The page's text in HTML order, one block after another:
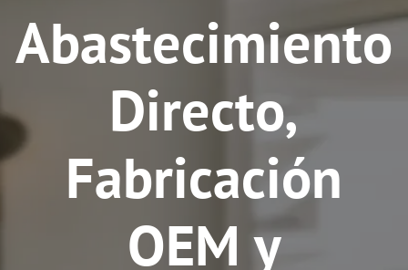
Abastecimiento
Directo,
Fabricación
OEM y